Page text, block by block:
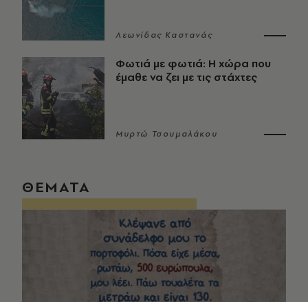
Λεωνίδας Καστανάς
Φωτιά με φωτιά: Η χώρα που
έμαθε να ζει με τις στάχτες
Μυρτώ Τσουμαλάκου
ΘΕΜΑΤΑ